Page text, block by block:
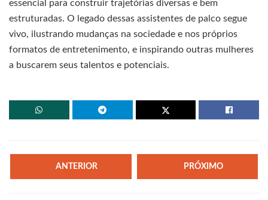
essencial para construir trajetórias diversas e bem
estruturadas. O legado dessas assistentes de palco segue
vivo, ilustrando mudanças na sociedade e nos próprios
formatos de entretenimento, e inspirando outras mulheres
a buscarem seus talentos e potenciais.
ANTERIOR PRÓXIMO